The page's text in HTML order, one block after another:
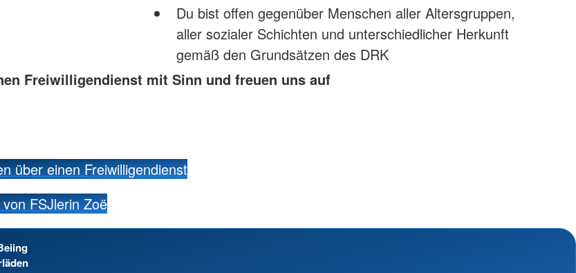
Du bist offen gegenüber Menschen aller Altersgruppen,
aller sozialer Schichten und unterschiedlicher Herkunft
gemäß den Grundsätzen des DRK
Freiwilligendienst mit Sinn und freuen uns auf
über einen Freiwilligendienst
FSJlerin Zoë